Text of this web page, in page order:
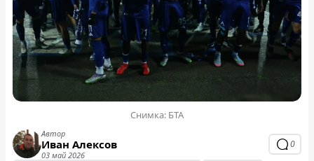
Снимка: БТА
Автор
Иван Алексов
03 май 2026
0